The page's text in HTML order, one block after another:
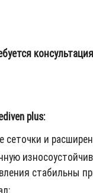
plus:
сеточки и
стабильны